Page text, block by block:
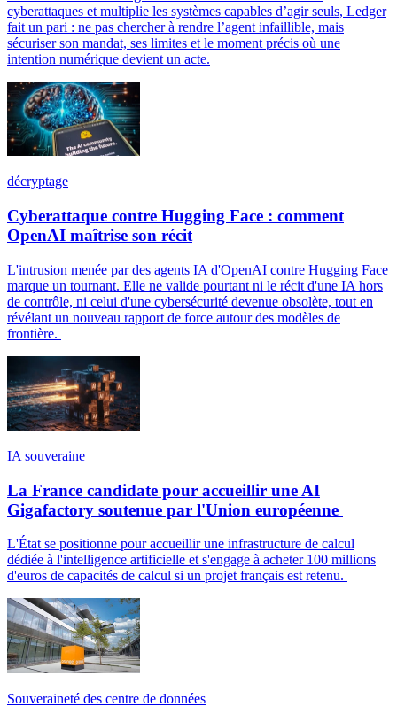
cyberattaques et multiplie les systèmes capables d’agir seuls, Ledger
fait un pari : ne pas chercher à rendre l’agent infaillible, mais
sécuriser son mandat, ses limites et le moment précis où une
intention numérique devient un acte.
décryptage
Cyberattaque contre Hugging Face : comment
OpenAI maîtrise son récit
L'intrusion menée par des agents IA d'OpenAI contre Hugging Face
marque un tournant. Elle ne valide pourtant ni le récit d'une IA hors
de contrôle, ni celui d'une cybersécurité devenue obsolète, tout en
révélant un nouveau rapport de force autour des modèles de
frontière.
IA souveraine
La France candidate pour accueillir une AI
Gigafactory soutenue par l'Union européenne
L'État se positionne pour accueillir une infrastructure de calcul
dédiée à l'intelligence artificielle et s'engage à acheter 100 millions
d'euros de capacités de calcul si un projet français est retenu.
Souveraineté des centre de données